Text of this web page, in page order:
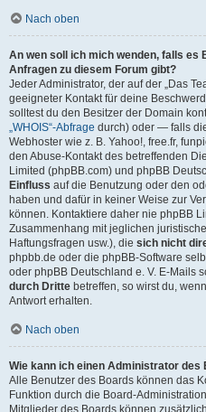
Nach oben
An wen soll ich mich wenden, falls
Anfragen zu diesem Forum gibt?
Jeder Administrator, der auf der „Das
geeigneter Kontakt für deine
solltest du den Besitzer der Domain
„WHOIS“-Abfrage durch) oder — falls
Webhoster wie z. B. Yahoo!, free.fr,
den Abuse-Kontakt des betreffenden
Limited (phpBB.com) und phpBB
Einfluss auf die Benutzung oder den
haben und dafür in keiner Weise zur
können. Kontaktiere daher nie phpBB
Zusammenhang mit jeglichen
Haftungsfragen usw.), die sich nicht
phpbb.de oder die phpBB-Software
oder phpBB Deutschland e. V. E-Mails
durch Dritte betreffen, so wirst du,
Antwort erhalten.
Nach oben
Wie kann ich einen Administrator
Alle Benutzer des Boards können das
Funktion durch die Board-
Mitglieder des Boards können